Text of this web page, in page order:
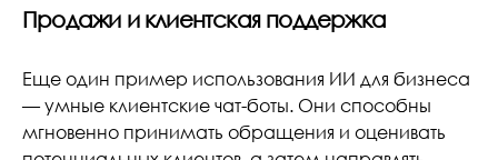
Продажи и клиентская поддержка
Еще один пример использования ИИ для бизнеса
— умные клиентские чат-боты. Они способны
мгновенно принимать обращения и оценивать